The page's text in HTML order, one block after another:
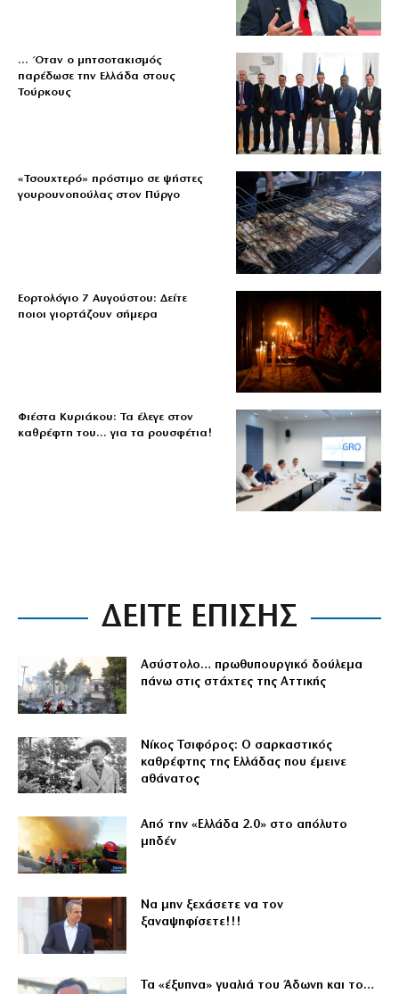
… Όταν ο μητσοτακισμός
παρέδωσε την Ελλάδα στους
Τούρκους
«Τσουχτερό» πρόστιμο σε ψήστες
γουρουνοπούλας στον Πύργο
Εορτολόγιο 7 Αυγούστου: Δείτε
ποιοι γιορτάζουν σήμερα
Φιέστα Κυριάκου: Τα έλεγε στον
καθρέφτη του… για τα ρουσφέτια!
ΔΕΙΤΕ ΕΠΙΣΗΣ
Ασύστολο… πρωθυπουργικό δούλεμα
πάνω στις στάχτες της Αττικής
Νίκος Τσιφόρος: Ο σαρκαστικός
καθρέφτης της Ελλάδας που έμεινε
αθάνατος
Από την «Ελλάδα 2.0» στο απόλυτο
μηδέν
Να μην ξεχάσετε να τον
ξαναψηφίσετε!!!
Τα «έξυπνα» γυαλιά του Άδωνη και το…